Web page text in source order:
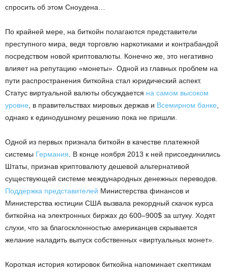
спросить об этом Сноудена…
По крайней мере, на биткойн полагаются представители
преступного мира, ведя торговлю наркотиками и контрабандой
посредством новой криптовалюты. Конечно же, это негативно
влияет на репутацию «монеты». Одной из главных проблем на
пути распространения биткойна стал юридический аспект.
Статус виртуальной валюты обсуждается на самом высоком
уровне , в правительствах мировых держав и Всемирном банке
однако к единодушному решению пока не пришли.
Одной из первых признала биткойн в качестве платежной
системы Германия . В конце ноября 2013 к ней присоединились
Штаты, признав криптовалюту дешевой альтернативой
существующей системе международных денежных переводов.
Поддержка представителей Министерства финансов и
Министерства юстиции США вызвала рекордный скачок курса
биткойна на электронных биржах до 600–900$ за штуку. Ходят
слухи, что за благосклонностью американцев скрывается
желание наладить выпуск собственных «виртуальных монет».
Короткая история котировок биткойна напоминает скептикам